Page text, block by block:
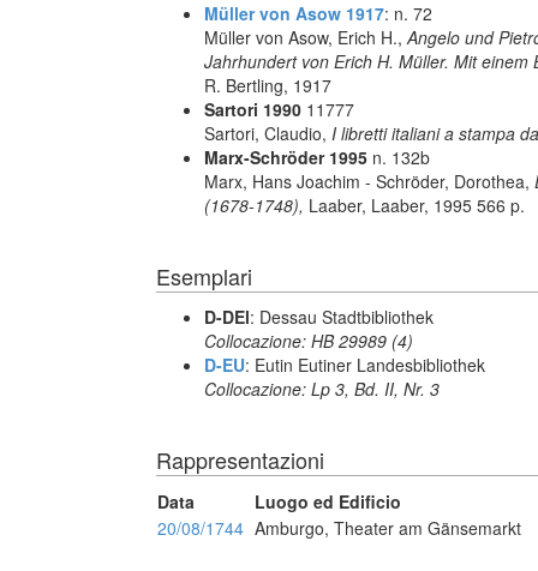
Müller von Asow 1917: n. 72
Müller von Asow, Erich H.,Angelo und
Jahrhundert von Erich H. Müller. Mit
R. Bertling, 1917
Sartori 1990 11777
Sartori, Claudio, I libretti italiani a stampa
Marx-Schröder 1995 n. 132b
Marx, Hans Joachim - Schröder, Dorothea,
(1678-1748), Laaber, Laaber, 1995 566 p.
Esemplari
D-DEl: Dessau Stadtbibliothek
Collocazione: HB 29989 (4)
D-EU: Eutin Eutiner Landesbibliothek
Collocazione: Lp 3, Bd. II, Nr. 3
Rappresentazioni
Data
Luogo ed Edificio
20/08/1744 Amburgo, Theater am Gänsemarkt